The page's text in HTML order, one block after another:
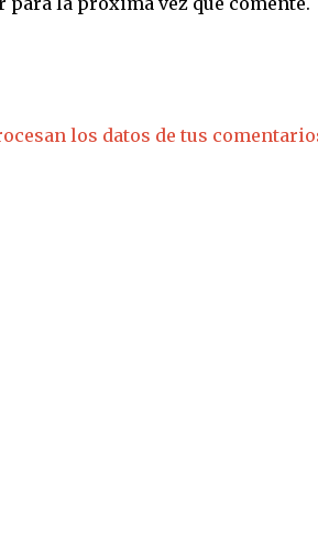
los datos de tus